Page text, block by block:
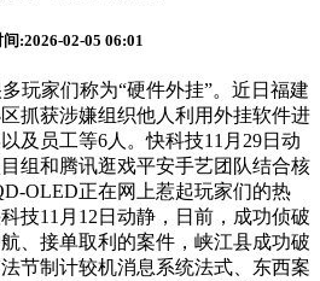
:2026-02-05 06:01
家们称为“硬件外挂”。近日福建
抓获涉嫌组织他人利用外挂软件进
及员工等6人。快科技11月29日动
组和腾讯逛戏平安手艺团队结合核
OLED正在网上惹起玩家们的热
技11月12日动静，日前，成功侦破
、接单取利的案件，峡江县成功破
节制计较机消息系统法式、东西案